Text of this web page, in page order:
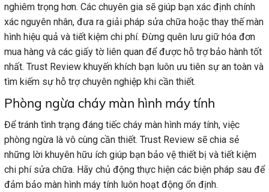
nghiêm trọng hơn. Các chuyên gia sẽ giúp bạn xác định chính
xác nguyên nhân, đưa ra giải pháp sửa chữa hoặc thay thế màn
hình hiệu quả và tiết kiệm chi phí. Đừng quên lưu giữ hóa đơn
mua hàng và các giấy tờ liên quan để được hỗ trợ bảo hành tốt
nhất. Trust Review khuyến khích bạn luôn ưu tiên sự an toàn và
tìm kiếm sự hỗ trợ chuyên nghiệp khi cần thiết.
Phòng ngừa cháy màn hình máy tính
Để tránh tình trạng đáng tiếc cháy màn hình máy tính, việc
phòng ngừa là vô cùng cần thiết. Trust Review sẽ chia sẻ
những lời khuyên hữu ích giúp bạn bảo vệ thiết bị và tiết kiệm
chi phí sửa chữa. Hãy chủ động thực hiện các biện pháp sau để
đảm bảo màn hình máy tính luôn hoạt động ổn định.